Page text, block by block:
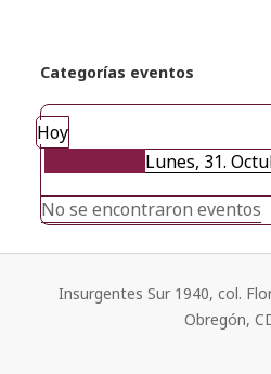
Categorías eventos
Hoy
Lunes, 31.
No se encontraron eventos
Insurgentes Sur 1940, col.
Obregón,